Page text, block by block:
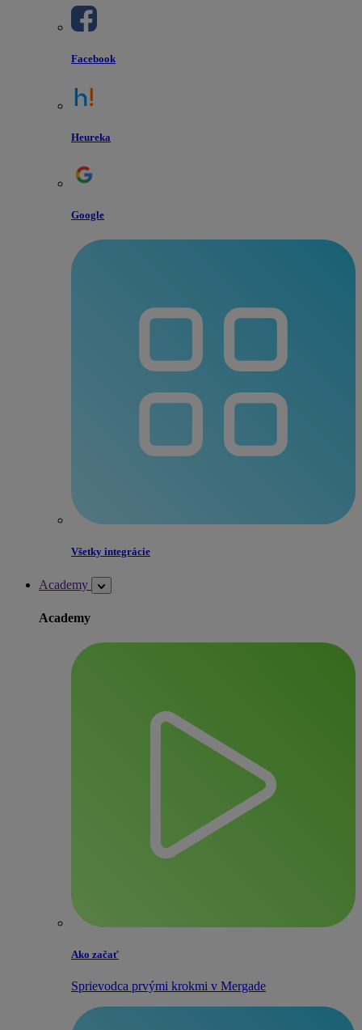
Facebook
Heureka
Google
Všetky integrácie
Academy
Academy
Ako začať
Sprievodca prvými krokmi v Mergade